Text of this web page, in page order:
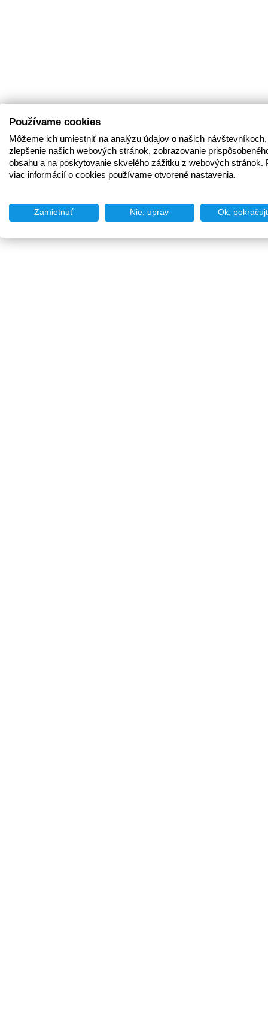
Používame cookies
Môžeme ich umiestniť na analýzu údajov o našich
zlepšenie našich webových stránok, zobrazovanie
obsahu a na poskytovanie skvelého zážitku z webových stránok.
viac informácií o cookies používame otvorené nastavenia.
Zamietnuť Nie, uprav Ok,